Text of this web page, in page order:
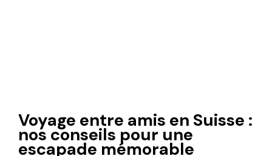
Voyage entre amis en Suisse :
nos conseils pour une
escapade mémorable